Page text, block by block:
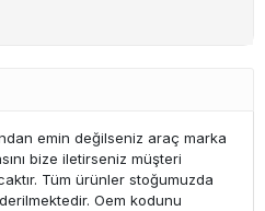
emin değilseniz araç marka
bize iletirseniz müşteri
Tüm ürünler stoğumuzda
Oem kodunu